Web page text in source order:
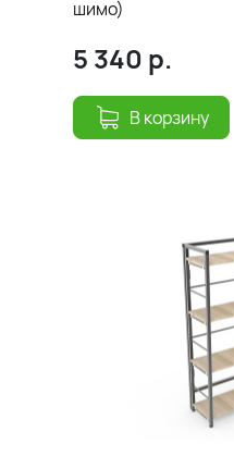
шимо)
5 340 р.
В корзину